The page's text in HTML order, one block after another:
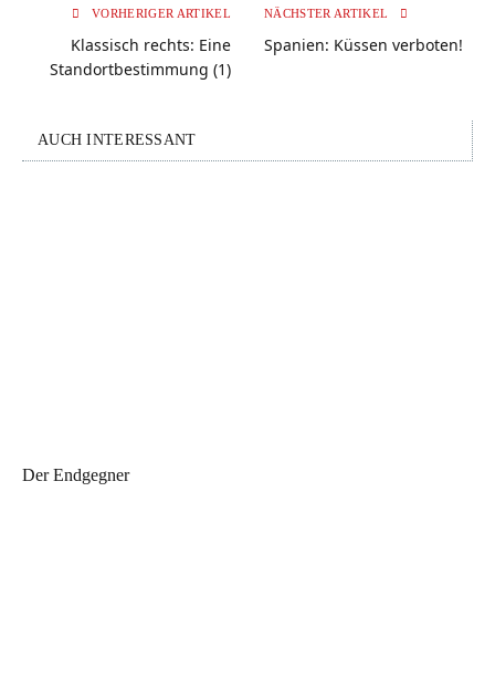
VORHERIGER ARTIKEL
Klassisch rechts: Eine
Standortbestimmung (1)
NÄCHSTER ARTIKEL
Spanien: Küssen verboten!
AUCH INTERESSANT
Der Endgegner